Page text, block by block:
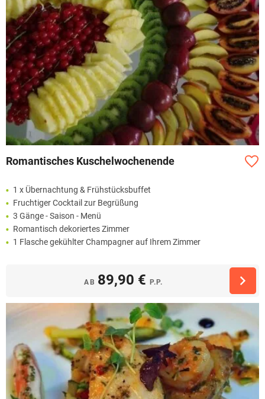
Romantisches Kuschelwochenende
1 x Übernachtung & Frühstücksbuffet
Fruchtiger Cocktail zur Begrüßung
3 Gänge - Saison - Menü
Romantisch dekoriertes Zimmer
1 Flasche gekühlter Champagner auf Ihrem Zimmer
AB 89,90 € P.P.